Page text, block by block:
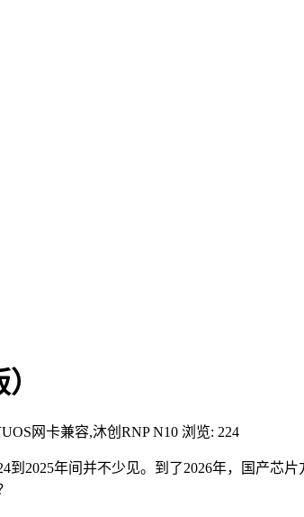
网卡兼容,沐创RNP N10 浏览: 224
2025年间并不少见。到了2026年，国产芯片